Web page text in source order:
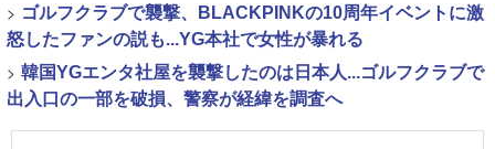
> ゴルフクラブで襲撃、BLACKPINKの10周年イベントに激
怒したファンの説も...YG本社で女性が暴れる
> 韓国YGエンタ社屋を襲撃したのは日本人...ゴルフクラブで
出入口の一部を破損、警察が経緯を調査へ